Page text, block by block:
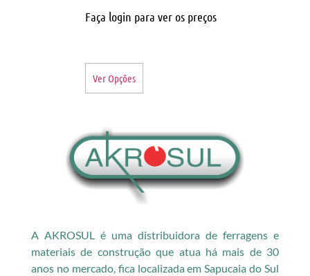
Faça login para ver os preços
Ver Opções
A AKROSUL é uma distribuidora de ferragens e
materiais de construção que atua há mais de 30
anos no mercado, fica localizada em Sapucaia do Sul